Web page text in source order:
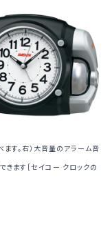
す。右）大音量のアラーム音
きます［セイコー クロックの